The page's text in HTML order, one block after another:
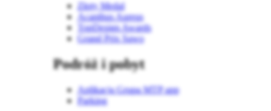
Złoty Medal
Acanthus Aureus
TopDesign Awards
Grand Prix Sawo
Podróż i pobyt
Aplikacja Grupa MTP app
Parking